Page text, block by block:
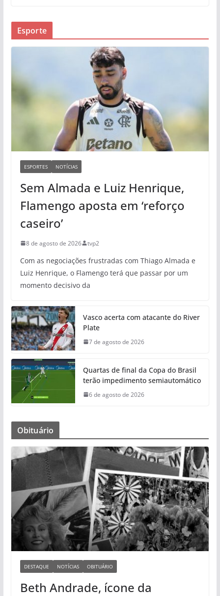
Esporte
ESPORTES NOTÍCIAS
Sem Almada e Luiz Henrique,
Flamengo aposta em ‘reforço
caseiro’
8 de agosto de 2026 tvp2
Com as negociações frustradas com Thiago Almada e
Luiz Henrique, o Flamengo terá que passar por um
momento decisivo da
Vasco acerta com atacante do River
Plate
7 de agosto de 2026
Quartas de final da Copa do Brasil
terão impedimento semiautomático
6 de agosto de 2026
Obituário
DESTAQUE NOTÍCIAS OBITUÁRIO
Beth Andrade, ícone da